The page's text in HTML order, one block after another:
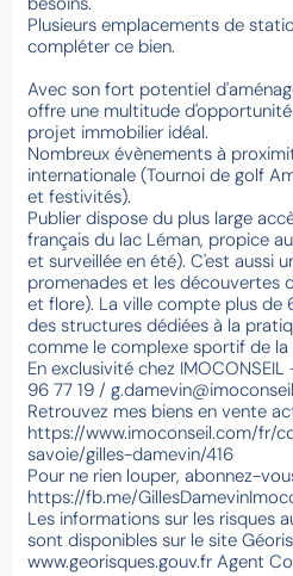
Plusieurs emplacements de
compléter ce bien.
Avec son fort potentiel
offre une multitude
projet immobilier idéal.
Nombreux évènements à
internationale (Tournoi de golf
et festivités).
Publier dispose du plus large
français du lac Léman, propice
et surveillée en été). C'est aussi
promenades et les découvertes
et flore). La ville compte plus de
des structures dédiées à la
comme le complexe sportif de la
En exclusivité chez
96 77 19 /
Retrouvez mes biens en vente
https://www.imoconseil.com/fr/
savoie/gilles-damevin/416
Pour ne rien louper, abonnez-
https://fb.me/
Les informations sur les risques
sont disponibles sur le site
www.georisques.gouv.fr Agent